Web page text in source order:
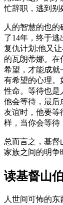
忙辞职，逃到别
人的智慧的也的
了14年，终于
复仇计划;他又
的瓦朗蒂娜。在
希望，才能成就
有希望的心理。
性命。等待也是
他会等待，最后
友谊时，他要等
样，当你会等待
总而言之，基督
家族之间的明争
读基督山
人世间可怖的